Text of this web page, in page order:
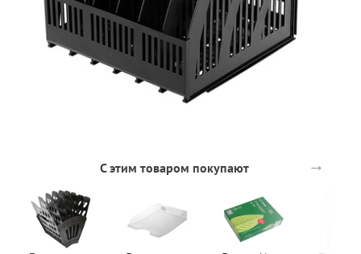
С этим товаром покупают →